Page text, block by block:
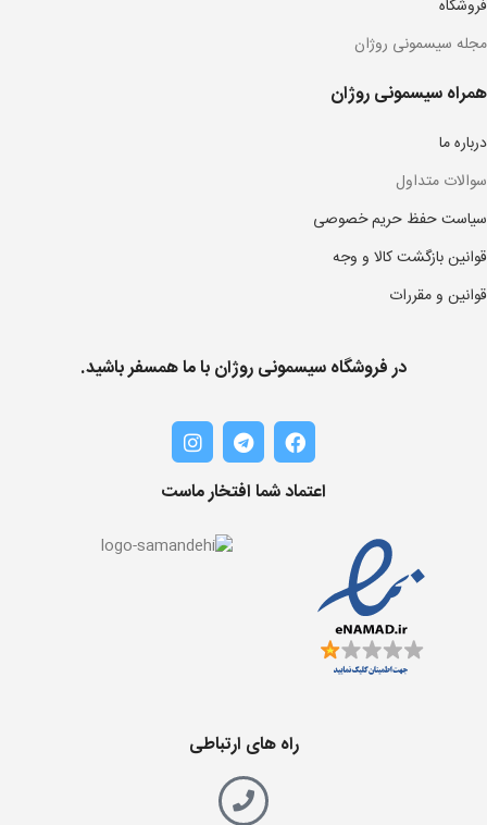
فروشگاه
مجله سیسمونی روژان
همراه سیسمونی روژان
درباره ما
سوالات متداول
سیاست حفظ حریم خصوصی
قوانین بازگشت کالا و وجه
قوانین و مقررات
در فروشگاه سیسمونی روژان با ما همسفر باشید.
اعتماد شما افتخار ماست
راه های ارتباطی